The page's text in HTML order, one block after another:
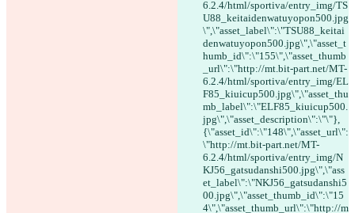
6.2.4/html/sportiva/entry_img/TS
U88_keitaidenwatuyopon500.jpg
\",\"asset_label\":\"TSU88_keitai
denwatuyopon500.jpg\",\"asset_t
humb_id\":\"155\",\"asset_thumb
_url\":\"http://mt.bit-part.net/MT-
6.2.4/html/sportiva/entry_img/EL
F85_kiuicup500.jpg\",\"asset_thu
mb_label\":\"ELF85_kiuicup500.
jpg\",\"asset_description\":\"\"},
{\"asset_id\":\"148\",\"asset_url\":
\"http://mt.bit-part.net/MT-
6.2.4/html/sportiva/entry_img/N
KJ56_gatsudanshi500.jpg\",\"ass
et_label\":\"NKJ56_gatsudanshi5
00.jpg\",\"asset_thumb_id\":\"15
4\",\"asset_thumb_url\":\"http://m